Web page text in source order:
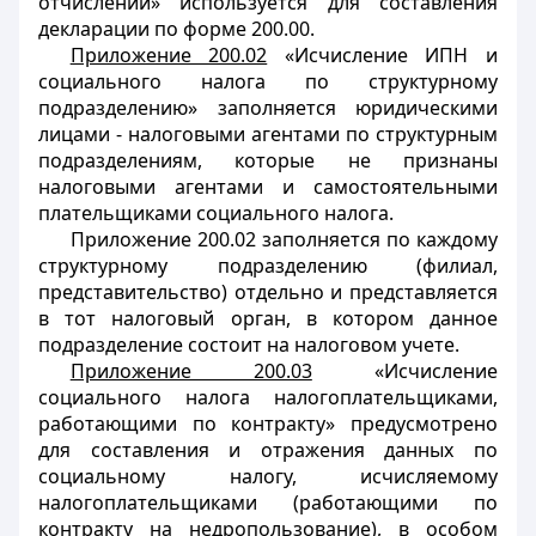
декларации по форме 200.00.
Приложение 200.02 «Исчисление ИПН и
социального налога по структурному
подразделению» заполняется юридическими
лицами - налоговыми агентами по структурным
подразделениям, которые не признаны
налоговыми агентами и самостоятельными
плательщиками социального налога.
Приложение 200.02 заполняется по каждому
структурному подразделению (филиал,
представительство) отдельно и представляется
в тот налоговый орган, в котором данное
подразделение состоит на налоговом учете.
Приложение 200.03«Исчисление
социального налога налогоплательщиками,
работающими по контракту» предусмотрено
для составления и отражения данных по
социальному налогу, исчисляемому
налогоплательщиками (работающими по
контракту на недропользование), в особом